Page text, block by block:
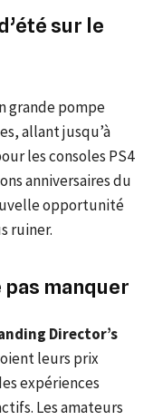
sur le
grande pompe
allant jusqu’à
les consoles PS4
anniversaires du
opportunité
ruiner.
manquer
Director’s
leurs prix
expériences
Les amateurs